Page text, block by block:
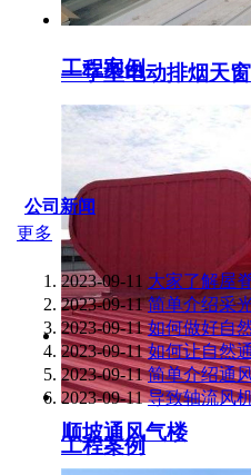
一字型电动排烟天窗
顺坡通风气楼
工程案例
工程案例
公司新闻
更多
2023-09-11 大家了解屋
2023-09-11 简单介绍采
2023-09-11 如何做好自
2023-09-11 如何让自然
2023-09-11 简单介绍通
2023-09-11 导致轴流风